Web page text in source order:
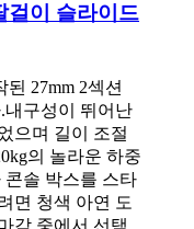
걸이 슬라이드
27mm 2섹션
내구성이 뛰어난
으며 길이 조절
의 놀라운 하중
솔 박스를 스타
면 청색 아연 도